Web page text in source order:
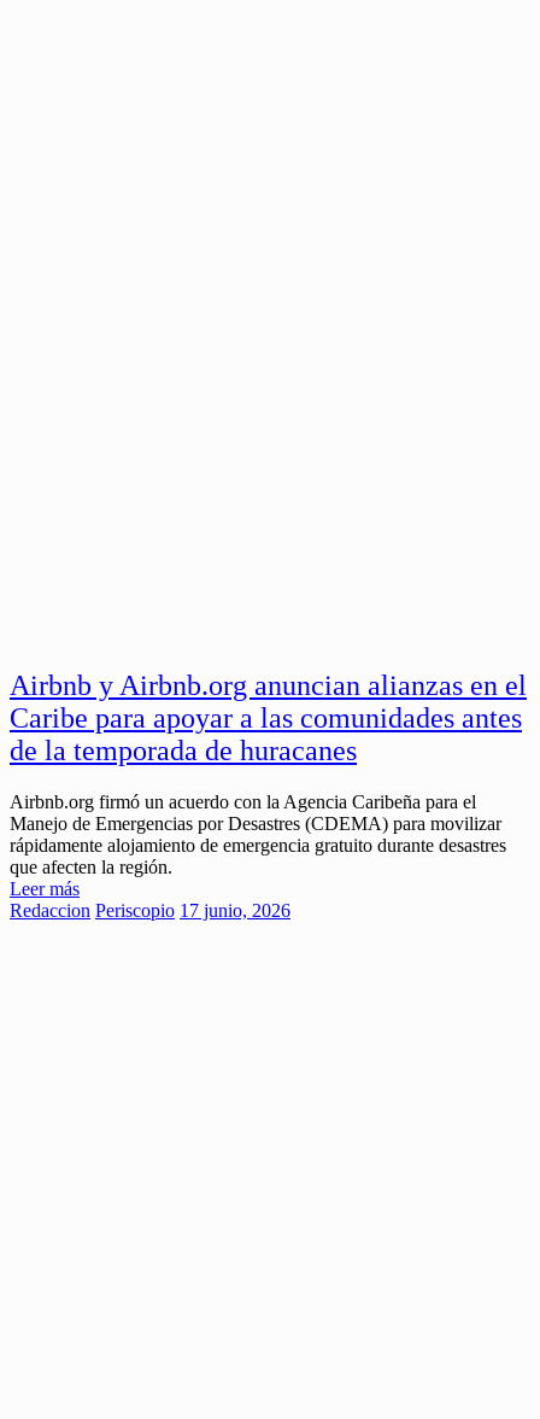
Airbnb y Airbnb.org anuncian alianzas en el
Caribe para apoyar a las comunidades antes
de la temporada de huracanes
Airbnb.org firmó un acuerdo con la Agencia Caribeña para el
Manejo de Emergencias por Desastres (CDEMA) para movilizar
rápidamente alojamiento de emergencia gratuito durante desastres
que afecten la región.
Leer más
Redaccion Periscopio 17 junio, 2026